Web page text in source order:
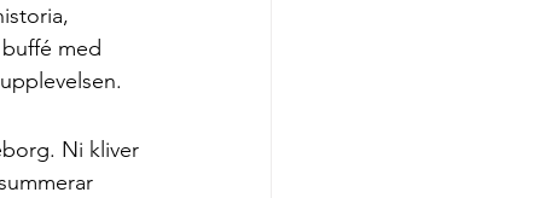
med
Ni kliver